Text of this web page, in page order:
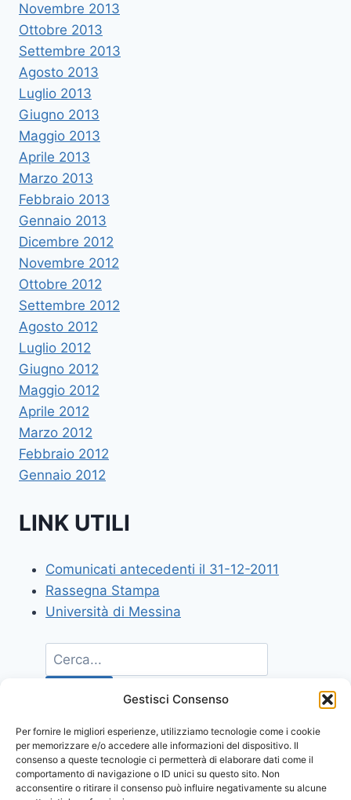
Gestisci Consenso
Per fornire le migliori esperienze, utilizziamo tecnologie come i cookie
per memorizzare e/o accedere alle informazioni del dispositivo. Il
consenso a queste tecnologie ci permetterà di elaborare dati come il
comportamento di navigazione o ID unici su questo sito. Non
acconsentire o ritirare il consenso può influire negativamente su alcune
Novembre 2013
Ottobre 2013
Settembre 2013
Agosto 2013
Luglio 2013
Giugno 2013
Maggio 2013
Aprile 2013
Marzo 2013
Febbraio 2013
Gennaio 2013
Dicembre 2012
Novembre 2012
Ottobre 2012
Settembre 2012
Agosto 2012
Luglio 2012
Giugno 2012
Maggio 2012
Aprile 2012
Marzo 2012
Febbraio 2012
Gennaio 2012
LINK UTILI
Comunicati antecedenti il 31-12-2011
Rassegna Stampa
Università di Messina